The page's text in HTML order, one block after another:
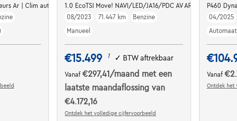
Ar | Clim auto | Carplay | Sièges Chauffants Av
1.0 EcoTSI Move! NAVI/LED/JA16/PDC AV AR
08/2023
71.447 km
Benzine
Manueel
€15.499 1 ✓ BTW aftrekbaar
Vanaf€297,41 /maand met een
laatste maandaflossing van
€4.172,16
Ontdek het volledige cijfervoorbeeld
P460
04/2025
Automaat
Vanaf
Ontdek het